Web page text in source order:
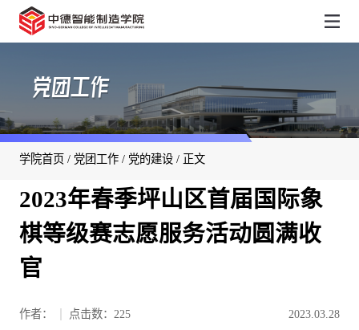
党团工作
学院首页 / 党团工作/ 党的建设/ 正文
2023年春季坪山区首届国际象
棋等级赛志愿服务活动圆满收
官
作者： 点击数： 225 2023.03.28